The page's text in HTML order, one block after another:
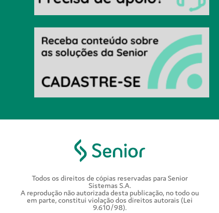
Todos os direitos de cópias reservadas para Senior
Sistemas S.A.
A reprodução não autorizada desta publicação, no todo ou
em parte, constitui violação dos direitos autorais (Lei
9.610/98).